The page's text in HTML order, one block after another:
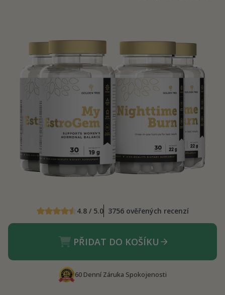
4.8 / 5.0 3756 ověřených recenzí
PŘIDAT DO KOŠÍKU
60 Denní Záruka Spokojenosti